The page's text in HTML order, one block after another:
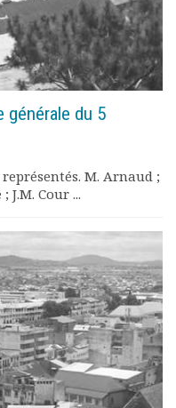
générale du 5
M. Arnaud ;
J.M. Cour ...